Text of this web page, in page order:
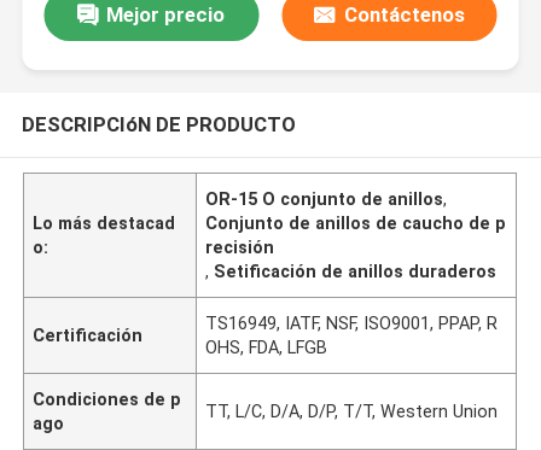
Mejor precio Contáctenos
DESCRIPCIóN DE PRODUCTO
Lo más destacad
o:
OR-15 O conjunto de anillos,
Conjunto de anillos de caucho de p
recisión
, Setificación de anillos duraderos
Certificación
TS16949, IATF, NSF, ISO9001, PPAP, R
OHS, FDA, LFGB
Condiciones de p
ago
TT, L/C, D/A, D/P, T/T, Western Union